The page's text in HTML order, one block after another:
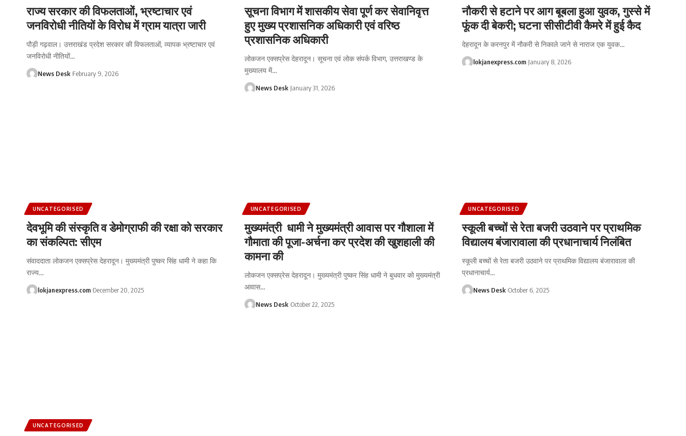
राज्य सरकार की विफलताओं, भ्रष्टाचार एवं
जनविरोधी नीतियों के विरोध में ग्राम यात्रा जारी
पौड़ी गढ़वाल। उत्तराखंड प्रदेश सरकार की विफलताओं, व्यापक भ्रष्टाचार एवं
जनविरोधी नीतियों…
News Desk February 9, 2026
सूचना विभाग में शासकीय सेवा पूर्ण कर सेवानिवृत्त
हुए मुख्य प्रशासनिक अधिकारी एवं वरिष्ठ
प्रशासनिक अधिकारी
लोकजन एक्सप्रेस देहरादून। सूचना एवं लोक संपर्क विभाग, उत्तराखण्ड के
मुख्यालय में…
News Desk January 31, 2026
नौकरी से हटाने पर आग बूबला हुआ युवक, गुस्से में
फूंक दी बेकरी; घटना सीसीटीवी कैमरे में हुई कैद
देहरादून के करनपुर में नौकरी से निकाले जाने से नाराज एक युवक…
lokjanexpress.com January 8, 2026
UNCATEGORISED
देवभूमि की संस्कृति व डेमोग्राफी की रक्षा को सरकार
का संकल्पित: सीएम
संवाददाता लोकजन एक्सप्रेस देहरादून। मुख्यमंत्री पुष्कर सिंह धामी ने कहा कि
राज्य…
lokjanexpress.com December 20, 2025
UNCATEGORISED
मुख्यमंत्री धामी ने मुख्यमंत्री आवास पर गौशाला में
गौमाता की पूजा-अर्चना कर प्रदेश की खुशहाली की
कामना की
लोकजन एक्सप्रेस देहरादून। मुख्यमंत्री पुष्कर सिंह धामी ने बुधवार को मुख्यमंत्री
आवास…
News Desk October 22, 2025
UNCATEGORISED
स्कूली बच्चों से रेता बजरी उठवाने पर प्राथमिक
विद्यालय बंजारावाला की प्रधानाचार्य निलंबित
स्कूली बच्चों से रेता बजरी उठवाने पर प्राथमिक विद्यालय बंजारावाला की
प्रधानाचार्य…
News Desk October 6, 2025
UNCATEGORISED